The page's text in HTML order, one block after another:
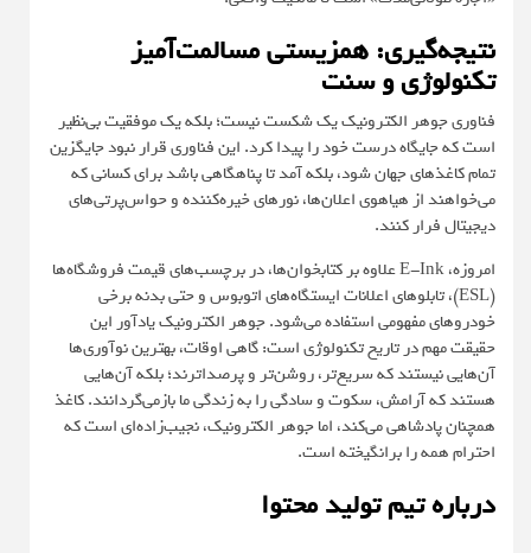
نتیجه‌گیری: همزیستی مسالمت‌آمیز
تکنولوژی و سنت
فناوری جوهر الکترونیک یک شکست نیست؛ بلکه یک موفقیت بی‌نظیر
است که جایگاه درست خود را پیدا کرد. این فناوری قرار نبود جایگزین
تمام کاغذهای جهان شود، بلکه آمد تا پناهگاهی باشد برای کسانی که
می‌خواهند از هیاهوی اعلان‌ها، نورهای خیره‌کننده و حواس‌پرتی‌های
دیجیتال فرار کنند.
امروزه، E-Ink علاوه بر کتابخوان‌ها، در برچسب‌های قیمت فروشگاه‌ها
(ESL)، تابلوهای اعلانات ایستگاه‌های اتوبوس و حتی بدنه برخی
خودروهای مفهومی استفاده می‌شود. جوهر الکترونیک یادآور این
حقیقت مهم در تاریخ تکنولوژی است: گاهی اوقات، بهترین نوآوری‌ها
آن‌هایی نیستند که سریع‌تر، روشن‌تر و پرصداترند؛ بلکه آن‌هایی
هستند که آرامش، سکوت و سادگی را به زندگی ما بازمی‌گردانند. کاغذ
همچنان پادشاهی می‌کند، اما جوهر الکترونیک، نجیب‌زاده‌ای است که
احترام همه را برانگیخته است.
درباره تیم تولید محتوا